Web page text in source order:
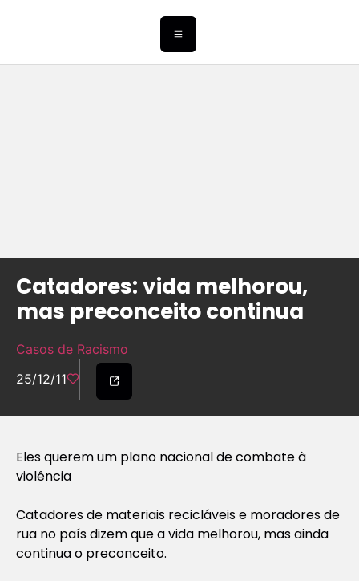
Catadores: vida melhorou,
mas preconceito continua
Casos de Racismo
25/12/11
Eles querem um plano nacional de combate à
violência
Catadores de materiais recicláveis e moradores de
rua no país dizem que a vida melhorou, mas ainda
continua o preconceito.